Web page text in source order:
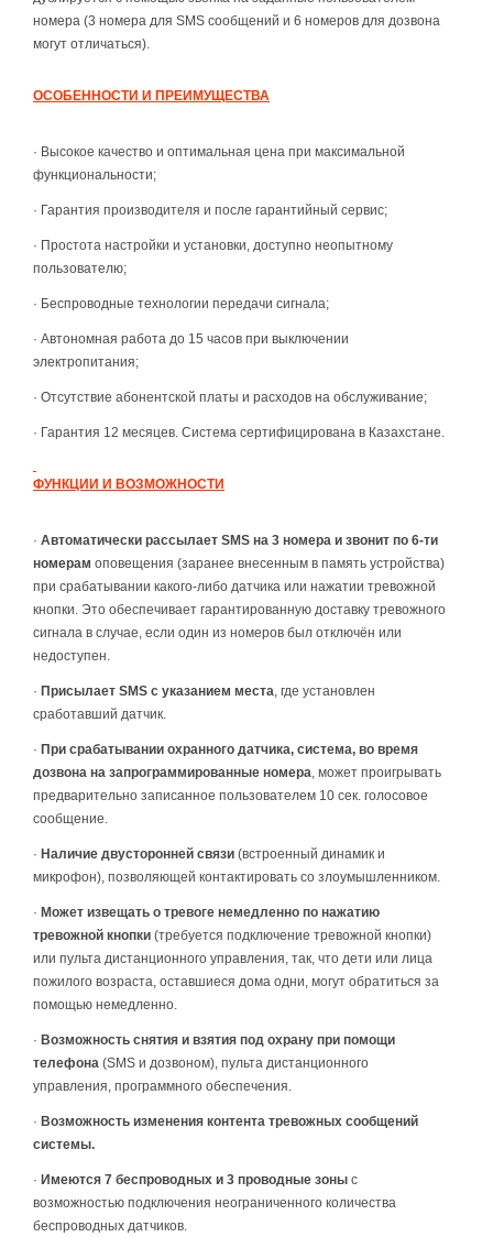
номера (3 номера для SMS сообщений и 6 номеров для дозвона
могут отличаться).
ОСОБЕННОСТИ И ПРЕИМУЩЕСТВА
· Высокое качество и оптимальная цена при максимальной
функциональности;
· Гарантия производителя и после гарантийный сервис;
· Простота настройки и установки, доступно неопытному
пользователю;
· Беспроводные технологии передачи сигнала;
· Автономная работа до 15 часов при выключении
электропитания;
· Отсутствие абонентской платы и расходов на обслуживание;
· Гарантия 12 месяцев. Система сертифицирована в Казахстане.
ФУНКЦИИ И ВОЗМОЖНОСТИ
· Автоматически рассылает SMS на 3 номера и звонит по 6-ти
номерам оповещения (заранее внесенным в память устройства)
при срабатывании какого-либо датчика или нажатии тревожной
кнопки. Это обеспечивает гарантированную доставку тревожного
сигнала в случае, если один из номеров был отключён или
недоступен.
· Присылает SMS с указанием места, где установлен
сработавший датчик.
· При срабатывании охранного датчика, система, во время
дозвона на запрограммированные номера, может проигрывать
предварительно записанное пользователем 10 сек. голосовое
сообщение.
· Наличие двусторонней связи (встроенный динамик и
микрофон), позволяющей контактировать со злоумышленником.
· Может извещать о тревоге немедленно по нажатию
тревожной кнопки (требуется подключение тревожной кнопки)
или пульта дистанционного управления, так, что дети или лица
пожилого возраста, оставшиеся дома одни, могут обратиться за
помощью немедленно.
· Возможность снятия и взятия под охрану при помощи
телефона (SMS и дозвоном), пульта дистанционного
управления, программного обеспечения.
· Возможность изменения контента тревожных сообщений
системы.
· Имеются 7 беспроводных и 3 проводные зоны с
возможностью подключения неограниченного количества
беспроводных датчиков.